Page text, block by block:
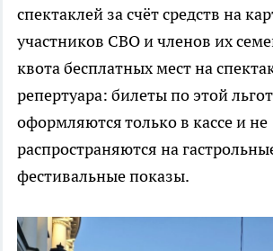
спектаклей за счёт средств на
участников СВО и членов их
квота бесплатных мест на
репертуара: билеты по этой
оформляются только в кассе и не
распространяются на
фестивальные показы.